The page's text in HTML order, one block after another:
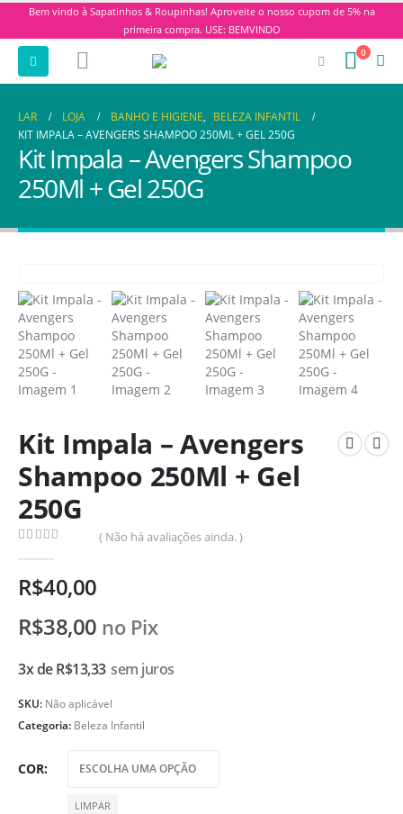
Bem vindo à Sapatinhos & Roupinhas! Aproveite o nosso cupom de 5% na
primeira compra. USE: BEMVINDO
0
LAR LOJA BANHO E HIGIENE, BELEZA INFANTIL
KIT IMPALA – AVENGERS SHAMPOO 250ML + GEL 250G
Kit Impala – Avengers Shampoo
250Ml + Gel 250G
Kit Impala – Avengers
Shampoo 250Ml + Gel
250G
( Não há avaliações ainda. )
R$40,00
R$38,00 no Pix
3x deR$13,33 sem juros
SKU: Não aplicável
Categoria: Beleza Infantil
COR
LIMPAR